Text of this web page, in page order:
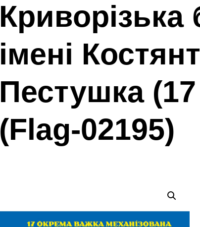
Криворізька
імені
Пестушка
(Flag-02195)